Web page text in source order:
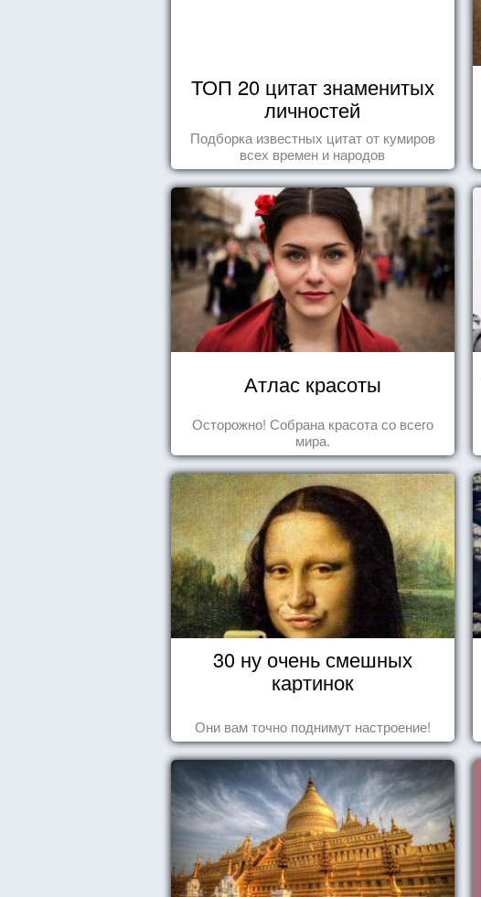
ТОП 20 цитат знаменитых
личностей
Подборка известных цитат от кумиров
всех времен и народов
Атлас красоты
Осторожно! Собрана красота со всего
мира.
30 ну очень смешных
картинок
Они вам точно поднимут настроение!